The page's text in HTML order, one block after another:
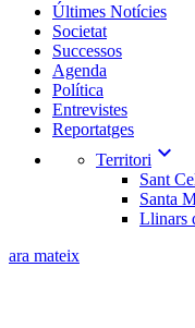
Últimes Notícies
Societat
Successos
Agenda
Política
Entrevistes
Reportatges
Territori expand_more
Sant
Santa
Llinars
ara mateix